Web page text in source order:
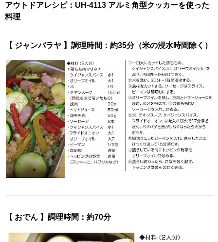
アウトドアレシピ：UH-4113 アルミ角型クッカーを使った
料理
【 ジャンバラヤ 】調理時間：約35分（米の浸水時間除く）
【 おでん 】調理時間：約70分